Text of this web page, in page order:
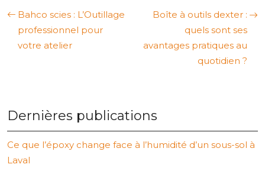
Bahco scies : L’Outillage
professionnel pour
votre atelier
Boîte à outils dexter :
quels sont ses
avantages pratiques au
quotidien ?
Dernières publications
Ce que l’époxy change face à l’humidité d’un sous-sol à
Laval